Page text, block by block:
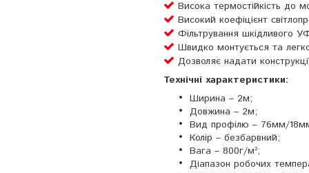
Висока термостійкість до
Високий коефіцієнт
Фільтрування шкідливого
Швидко монтується та
Дозволяє надати
Технічні характеристики:
Ширина – 2м;
Довжина – 2м;
Вид профілю – 76мм/
Колір – безбарвний;
Вага – 800г/м²;
Діапазон робочих